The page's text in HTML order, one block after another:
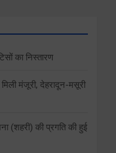
का निस्तारण
मंजूरी, देहरादून-मसूरी
(शहरी) की प्रगति की हुई